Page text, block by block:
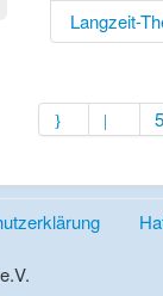
Langzeit-
5